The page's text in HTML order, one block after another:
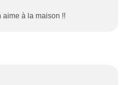
aime à la maison !!